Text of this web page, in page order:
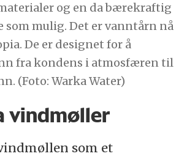
og en da bærekraftig
som mulig. Det er vanntårn nå
De er designet for å
fra kondens i atmosfæren til
(Foto: Warka Water)
vindmøller
som et